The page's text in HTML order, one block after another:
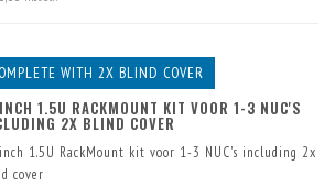
WITH 2X BLIND COVER
1.5U RACKMOUNT KIT VOOR 1-3 NUC'S
2X BLIND COVER
1.5U RackMount kit voor 1-3 NUC's including 2x
cover